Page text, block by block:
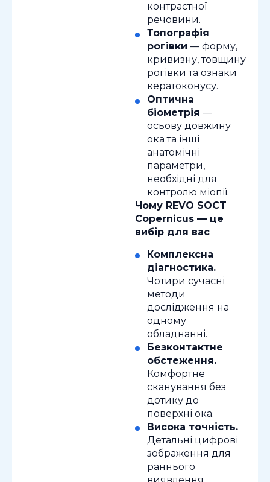
контрастної
речовини.
Топографія
рогівки — форму,
кривизну, товщину
рогівки та ознаки
кератоконусу.
Оптична
біометрія —
осьову довжину
ока та інші
анатомічні
параметри,
необхідні для
контролю міопії.
Чому REVO SOCT
Copernicus — це
вибір для вас
Комплексна
діагностика.
Чотири сучасні
методи
дослідження на
одному
обладнанні.
Безконтактне
обстеження.
Комфортне
сканування без
дотику до
поверхні ока.
Висока точність.
Детальні цифрові
зображення для
раннього